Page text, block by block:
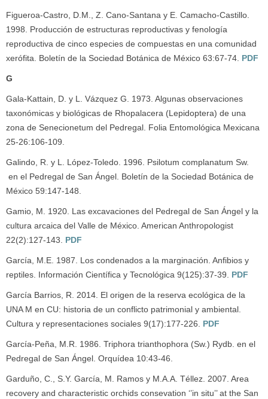
Figueroa-Castro, D.M., Z. Cano-Santana y E. Camacho-Castillo.
1998. Producción de estructuras reproductivas y fenología
reproductiva de cinco especies de compuestas en una comunidad
xerófita. Boletín de la Sociedad Botánica de México 63:67-74. PDF
G
Gala-Kattain, D. y L. Vázquez G. 1973. Algunas observaciones
taxonómicas y biológicas de Rhopalacera (Lepidoptera) de una
zona de Senecionetum del Pedregal. Folia Entomológica Mexicana
25-26:106-109.
Galindo, R. y L. López-Toledo. 1996. Psilotum complanatum Sw.
en el Pedregal de San Ángel. Boletín de la Sociedad Botánica de
México 59:147-148.
Gamio, M. 1920. Las excavaciones del Pedregal de San Ángel y la
cultura arcaica del Valle de México. American Anthropologist
22(2):127-143. PDF
García, M.E. 1987. Los condenados a la marginación. Anfibios y
reptiles. Información Científica y Tecnológica 9(125):37-39. PDF
García Barrios, R. 2014. El origen de la reserva ecológica de la
UNA M en CU: historia de un conflicto patrimonial y ambiental.
Cultura y representaciones sociales 9(17):177-226.
PDF
García-Peña, M.R. 1986. Triphora trianthophora (Sw.) Rydb. en el
Pedregal de San Ángel. Orquídea 10:43-46.
Garduño, C., S.Y. García, M. Ramos y M.A.A. Téllez. 2007. Area
recovery and characteristic orchids consevation ‘’in situ’’ at the San